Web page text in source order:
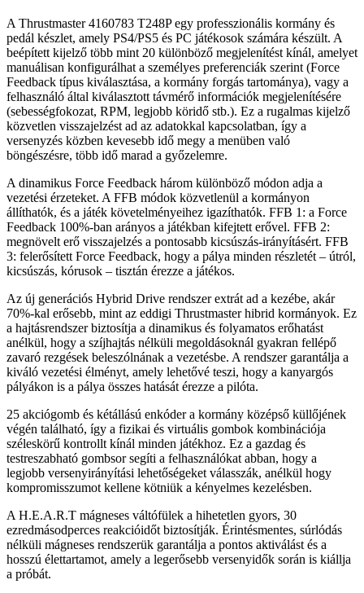
A Thrustmaster 4160783 T248P egy professzionális kormány és
pedál készlet, amely PS4/PS5 és PC játékosok számára készült. A
beépített kijelző több mint 20 különböző megjelenítést kínál, amelyet
manuálisan konfigurálhat a személyes preferenciák szerint (Force
Feedback típus kiválasztása, a kormány forgás tartománya), vagy a
felhasználó által kiválasztott távmérő információk megjelenítésére
(sebességfokozat, RPM, legjobb köridő stb.). Ez a rugalmas kijelző
közvetlen visszajelzést ad az adatokkal kapcsolatban, így a
versenyzés közben kevesebb idő megy a menüben való
böngészésre, több idő marad a győzelemre.
A dinamikus Force Feedback három különböző módon adja a
vezetési érzeteket. A FFB módok közvetlenül a kormányon
állíthatók, és a játék követelményeihez igazíthatók. FFB 1: a Force
Feedback 100%-ban arányos a játékban kifejtett erővel. FFB 2:
megnövelt erő visszajelzés a pontosabb kicsúszás-irányításért. FFB
3: felerősített Force Feedback, hogy a pálya minden részletét – útról,
kicsúszás, kórusok – tisztán érezze a játékos.
Az új generációs Hybrid Drive rendszer extrát ad a kezébe, akár
70%-kal erősebb, mint az eddigi Thrustmaster hibrid kormányok. Ez
a hajtásrendszer biztosítja a dinamikus és folyamatos erőhatást
anélkül, hogy a szíjhajtás nélküli megoldásoknál gyakran fellépő
zavaró rezgések beleszólnának a vezetésbe. A rendszer garantálja a
kiváló vezetési élményt, amely lehetővé teszi, hogy a kanyargós
pályákon is a pálya összes hatását érezze a pilóta.
25 akciógomb és kétállású enkóder a kormány középső küllőjének
végén található, így a fizikai és virtuális gombok kombinációja
széleskörű kontrollt kínál minden játékhoz. Ez a gazdag és
testreszabható gombsor segíti a felhasználókat abban, hogy a
legjobb versenyirányítási lehetőségeket válasszák, anélkül hogy
kompromisszumot kellene kötniük a kényelmes kezelésben.
A H.E.A.R.T mágneses váltófülek a hihetetlen gyors, 30
ezredmásodperces reakcióidőt biztosítják. Érintésmentes, súrlódás
nélküli mágneses rendszerük garantálja a pontos aktiválást és a
hosszú élettartamot, amely a legerősebb versenyidők során is kiállja
a próbát.